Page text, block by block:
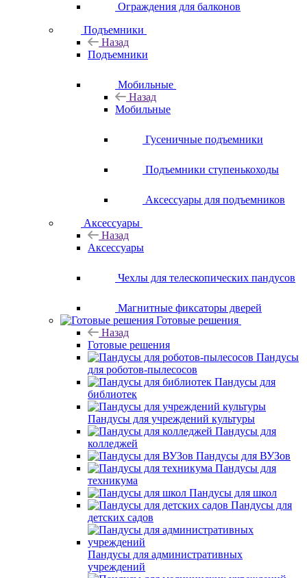
Ограждения для балконов
Подъемники
Назад
Подъемники
Мобильные
Назад
Мобильные
Гусеничные подъемники
Подъемники ступенькоходы
Аксессуары для подъемников
Аксессуары
Назад
Аксессуары
Чехлы для телескопических пандусов
Магнитные фиксаторы дверей
Готовые решения
Назад
Готовые решения
Пандусы
для роботов-пылесосов
Пандусы для
библиотек
Пандусы для учреждений культуры
Пандусы для
колледжей
Пандусы для ВУЗов
Пандусы для
техникума
Пандусы для школ
Пандусы для
детских садов
Пандусы для административных
учреждений